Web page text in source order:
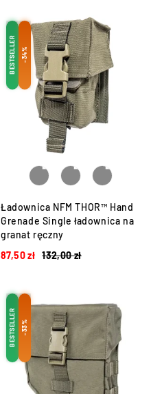
BESTSELLER -34%
Ładownica NFM THOR™ Hand
Grenade Single ładownica na
granat ręczny
132,00zł
87,50zł
BESTSELLER -33%